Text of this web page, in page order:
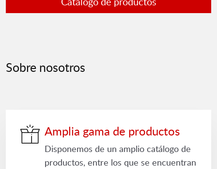
Sobre nosotros
Amplia gama de productos
Disponemos de un amplio catálogo de
productos, entre los que se encuentran